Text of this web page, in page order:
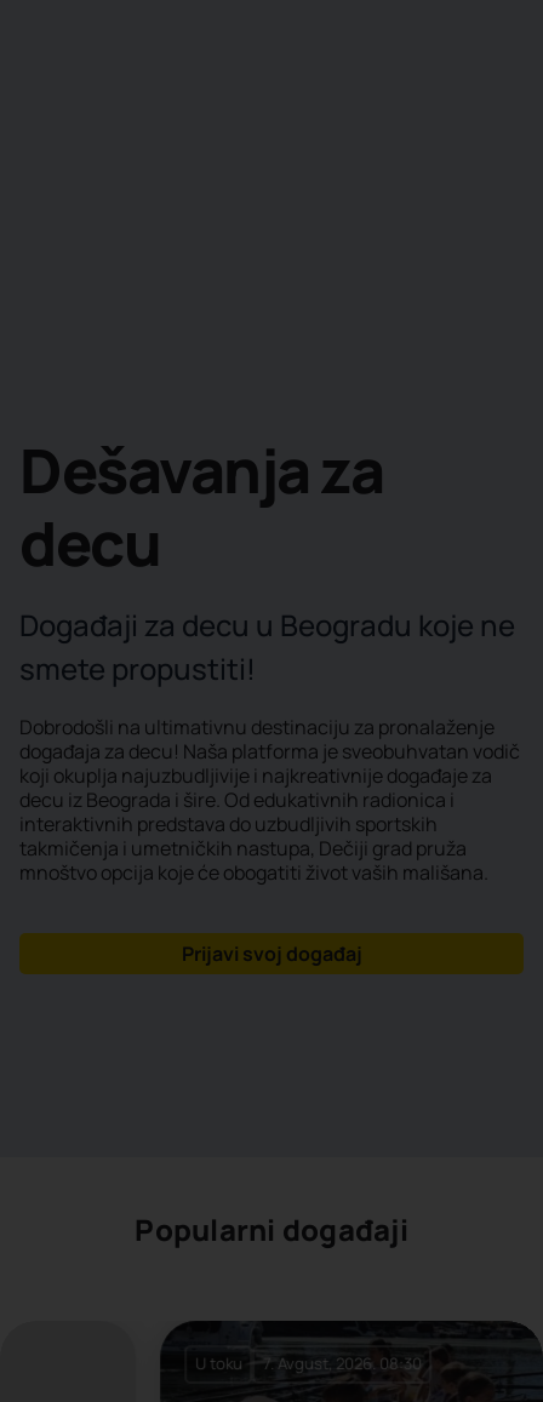
Dešavanja za
decu
Događaji za decu u Beogradu koje ne
smete propustiti!
Dobrodošli na ultimativnu destinaciju za pronalaženje
događaja za decu! Naša platforma je sveobuhvatan vodič
koji okuplja najuzbudljivije i najkreativnije događaje za
decu iz Beograda i šire. Od edukativnih radionica i
interaktivnih predstava do uzbudljivih sportskih
takmičenja i umetničkih nastupa, Dečiji grad pruža
mnoštvo opcija koje će obogatiti život vaših mališana.
Prijavi svoj događaj
Popularni događaji
7. Avgust, 2026. 08:30